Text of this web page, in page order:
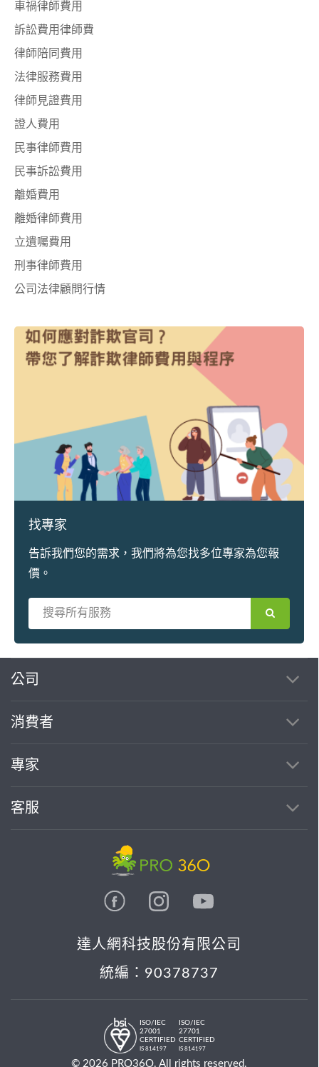
車禍律師費用
訴訟費用律師費
律師陪同費用
法律服務費用
律師見證費用
證人費用
民事律師費用
民事訴訟費用
離婚費用
離婚律師費用
立遺囑費用
刑事律師費用
公司法律顧問行情
找專家
告訴我們您的需求，我們將為您找多位專家為您報
價。
公司
消費者
專家
客服
達人網科技股份有限公司
統編：90378737
ISO/IEC
27001
CERTIFIED
IS 814197
ISO/IEC
27701
CERTIFIED
IS 814197
© 2026 PRO36O. All rights reserved.
繼續完成